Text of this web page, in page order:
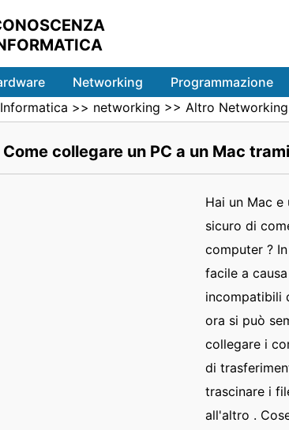
Networking Programmazione
>> networking >> Altro
Come collegare un PC a un Mac
Hai un Mac e
sicuro di
computer ?
facile a
incompatibili
ora si può
collegare i
di
trascinare i
all'altro .